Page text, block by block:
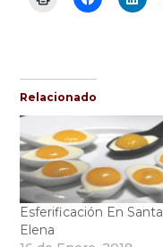
Relacionado
Esferificación En Santa
Elena